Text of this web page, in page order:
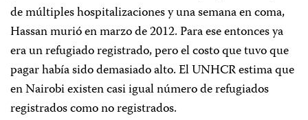
de múltiples hospitalizaciones y una semana en coma,
Hassan murió en marzo de 2012. Para ese entonces ya
era un refugiado registrado, pero el costo que tuvo que
pagar había sido demasiado alto. El UNHCR estima que
en Nairobi existen casi igual número de refugiados
registrados como no registrados.